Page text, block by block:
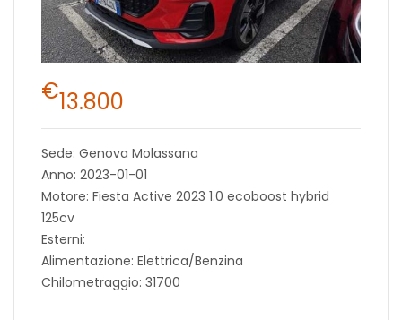
€13.800
Sede: Genova Molassana
Anno: 2023-01-01
Motore: Fiesta Active 2023 1.0 ecoboost hybrid
125cv
Esterni:
Alimentazione: Elettrica/Benzina
Chilometraggio: 31700